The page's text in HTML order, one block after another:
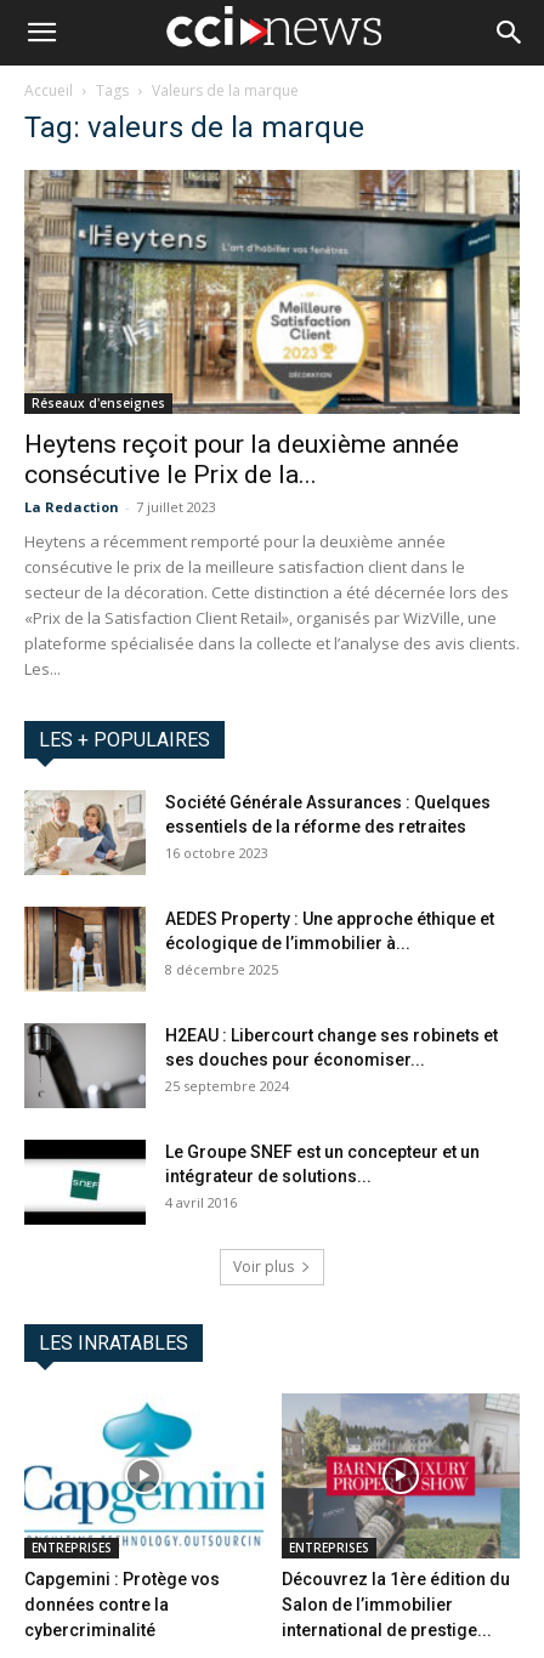
Accueil Tags Valeurs de la marque
Tag: valeurs de la marque
Réseaux d'enseignes
Heytens reçoit pour la deuxième année
consécutive le Prix de la...
La Redaction - 7 juillet 2023
Heytens a récemment remporté pour la deuxième année
consécutive le prix de la meilleure satisfaction client dans le
secteur de la décoration. Cette distinction a été décernée lors des
«Prix de la Satisfaction Client Retail», organisés par WizVille, une
plateforme spécialisée dans la collecte et l’analyse des avis clients.
Les...
LES + POPULAIRES
Société Générale Assurances : Quelques
essentiels de la réforme des retraites
16 octobre 2023
AEDES Property : Une approche éthique et
écologique de l’immobilier à...
8 décembre 2025
H2EAU : Libercourt change ses robinets et
ses douches pour économiser...
25 septembre 2024
Le Groupe SNEF est un concepteur et un
intégrateur de solutions...
4 avril 2016
Voir plus
LES INRATABLES
ENTREPRISES
Capgemini : Protège vos
données contre la
cybercriminalité
ENTREPRISES
Découvrez la 1ère édition du
Salon de l’immobilier
international de prestige...